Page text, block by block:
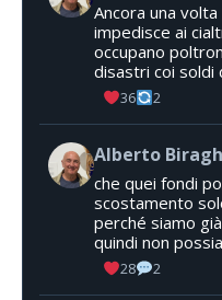
Ancora una
impedisce ai
occupano
disastri coi soldi
36 2
Alberto
che quei fondi
scostamento
perché siamo
quindi non
28 2